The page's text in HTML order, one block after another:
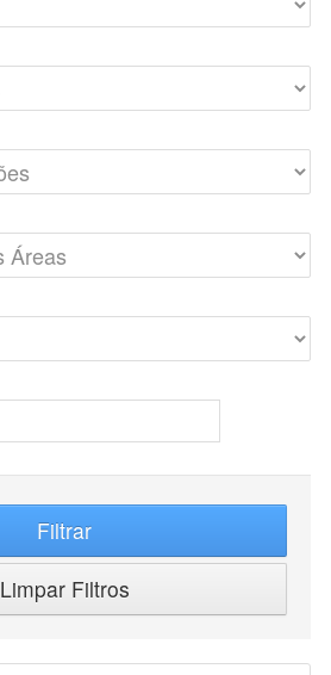
Filtrar
Limpar Filtros